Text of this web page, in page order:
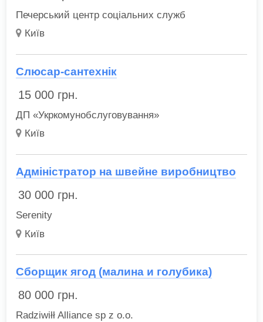
Печерський центр соціальних служб
Київ
Слюсар-сантехнік
15 000 грн.
ДП «Укркомунобслуговування»
Київ
Адміністратор на швейне виробництво
30 000 грн.
Serenity
Київ
Сборщик ягод (малина и голубика)
80 000 грн.
Radziwiłł Alliance sp z o.o.